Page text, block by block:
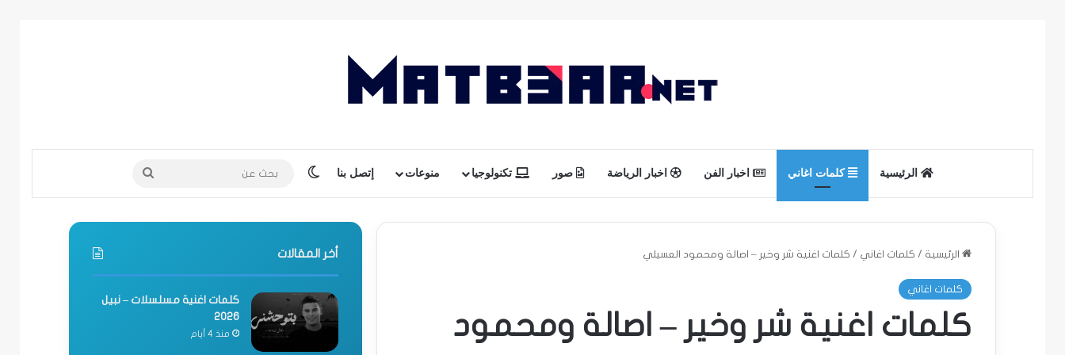
الرئيسية كلمات اغاني اخبار الفن اخبار الرياضة صور تكنولوجيا منوعات إتصل بنا الوضع المظلم بحث
عن
الرئيسية / كلمات اغاني / كلمات اغنية شر وخير – اصالة ومحمود العسيلي
كلمات اغاني
كلمات اغنية شر وخير – اصالة ومحمود
أخر المقالات
كلمات اغنية مسلسلات – نبيل
2026
منذ 4 أيام